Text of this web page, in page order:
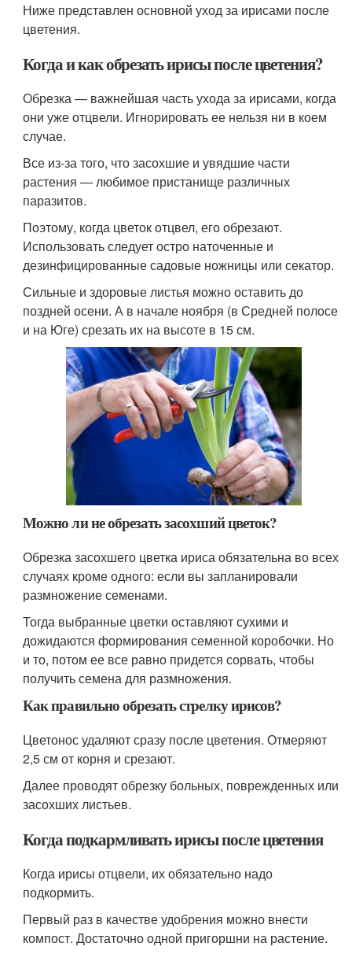
Ниже представлен основной уход за ирисами после
цветения.
Когда и как обрезать ирисы после цветения?
Обрезка — важнейшая часть ухода за ирисами, когда
они уже отцвели. Игнорировать ее нельзя ни в коем
случае.
Все из-за того, что засохшие и увядшие части
растения — любимое пристанище различных
паразитов.
Поэтому, когда цветок отцвел, его обрезают.
Использовать следует остро наточенные и
дезинфицированные садовые ножницы или секатор.
Сильные и здоровые листья можно оставить до
поздней осени. А в начале ноября (в Средней полосе
и на Юге) срезать их на высоте в 15 см.
Можно ли не обрезать засохший цветок?
Обрезка засохшего цветка ириса обязательна во всех
случаях кроме одного: если вы запланировали
размножение семенами.
Тогда выбранные цветки оставляют сухими и
дожидаются формирования семенной коробочки. Но
и то, потом ее все равно придется сорвать, чтобы
получить семена для размножения.
Как правильно обрезать стрелку ирисов?
Цветонос удаляют сразу после цветения. Отмеряют
2,5 см от корня и срезают.
Далее проводят обрезку больных, поврежденных или
засохших листьев.
Когда подкармливать ирисы после цветения
Когда ирисы отцвели, их обязательно надо
подкормить.
Первый раз в качестве удобрения можно внести
компост. Достаточно одной пригоршни на растение.